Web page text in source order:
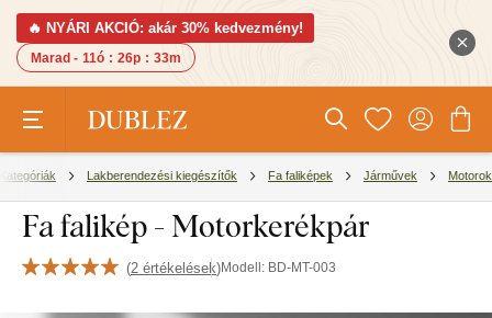
🔥 NYÁRI AKCIÓ: akár 30% kedvezmény!
Marad - 11ó : 26p : 32m
Kategóriák Lakberendezési kiegészítők Fa faliképek Járművek Motorok
Fa falikép - Motorkerékpár
(2 értékelések)Modell: BD-MT-003